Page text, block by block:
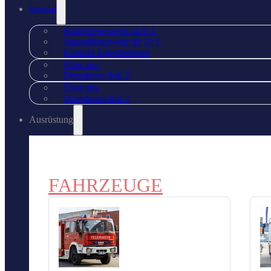
Jugend
Kinderfeuerwehr ab 6 J.
Jugendfeuerwehr ab 10 J.
Kontakt Jugenbetreuer
Über uns
Dropdown link 2
Über uns
Dropdown link 2
Ausrüstung
FAHRZEUGE